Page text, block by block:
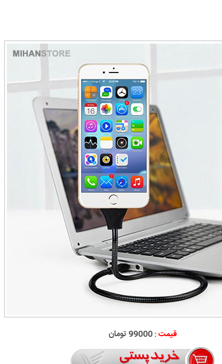
قیمت :99000 تومان